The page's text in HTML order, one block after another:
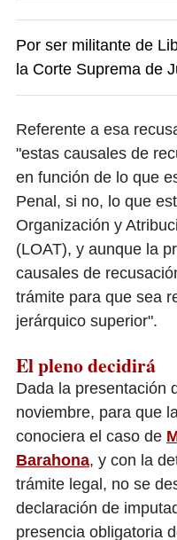
Por ser militante de
la Corte Suprema de
Referente a esa
"estas causales de
en función de lo que
Penal, si no, lo que
Organización y
(LOAT), y aunque la
causales de
trámite para que sea
jerárquico superior".
El pleno decidirá
Dada la presentación
noviembre, para que
conociera el caso de
Barahona, y con la
trámite legal, no se
declaración de
presencia obligatoria